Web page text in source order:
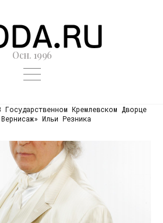
Осн. 1996
Государственном Кремлевском Дворце
Ильи Резника